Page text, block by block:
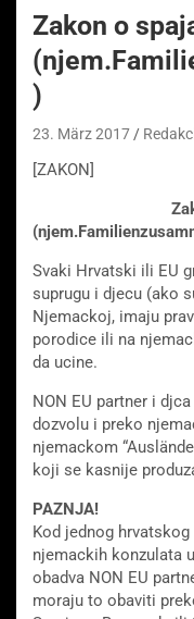
Zakon o
)
23. März 2017
[ZAKON]
Zako o
Svaki Hrvatski ili EU
suprugu i djecu (ako
Njemackoj, imaju
porodice ili na
da ucine.
NON EU partner i
dozvolu i preko
njemackom
koji se kasnije
PAZNJA!
Kod jednog
njemackih konzulata
obadva NON EU
moraju to obaviti